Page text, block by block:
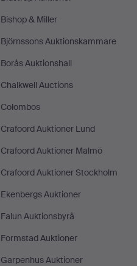
Bishop & Miller
Björnssons Auktionskammare
Borås Auktionshall
Chalkwell Auctions
Colombos
Crafoord Auktioner Lund
Crafoord Auktioner Malmö
Crafoord Auktioner Stockholm
Ekenbergs Auktioner
Falun Auktionsbyrå
Formstad Auktioner
Garpenhus Auktioner